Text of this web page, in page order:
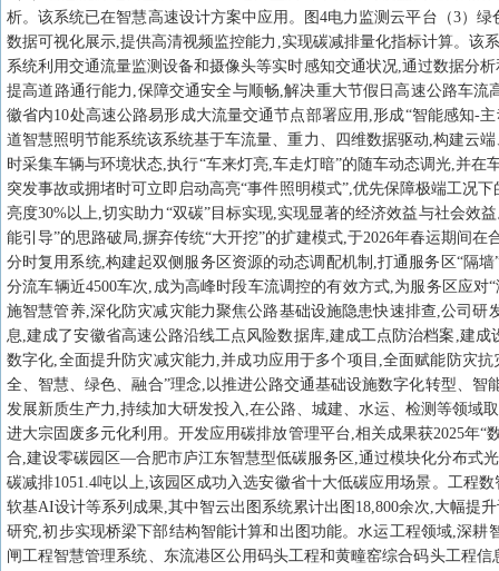
析。该系统已在智慧高速设计方案中应用。图4电力监测云平台（3）
数据可视化展示,提供高清视频监控能力,实现碳减排量化指标计算。该
系统利用交通流量监测设备和摄像头等实时感知交通状况,通过数据分
提高道路通行能力,保障交通安全与顺畅,解决重大节假日高速公路车
徽省内10处高速公路易形成大流量交通节点部署应用,形成“智能感知
道智慧照明节能系统该系统基于车流量、重力、四维数据驱动,构建云
时采集车辆与环境状态,执行“车来灯亮,车走灯暗”的随车动态调光,并
突发事故或拥堵时可立即启动高亮“事件照明模式”,优先保障极端工况
亮度30%以上,切实助力“双碳”目标实现,实现显著的经济效益与社会效
能引导”的思路破局,摒弃传统“大开挖”的扩建模式,于2026年春运期间
分时复用系统,构建起双侧服务区资源的动态调配机制,打通服务区“隔
分流车辆近4500车次,成为高峰时段车流调控的有效方式,为服务区应
施智慧管养,深化防灾减灾能力聚焦公路基础设施隐患快速排查,公司
息,建成了安徽省高速公路沿线工点风险数据库,建成工点防治档案,建
数字化,全面提升防灾减灾能力,并成功应用于多个项目,全面赋能防灾
全、智慧、绿色、融合”理念,以推进公路交通基础设施数字化转型、
发展新质生产力,持续加大研发投入,在公路、城建、水运、检测等领域
进大宗固废多元化利用。开发应用碳排放管理平台,相关成果获2025年
合,建设零碳园区—合肥市庐江东智慧型低碳服务区,通过模块化分布式
碳减排1051.4吨以上,该园区成功入选安徽省十大低碳应用场景。工程
软基AI设计等系列成果,其中智云出图系统累计出图18,800余次,大幅提
研究,初步实现桥梁下部结构智能计算和出图功能。水运工程领域,深
闸工程智慧管理系统、东流港区公用码头工程和黄疃窑综合码头工程